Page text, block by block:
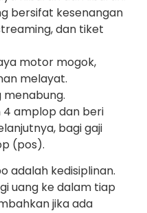
bersifat kesenangan
dan tiket
motor mogok,
melayat.
4 amplop dan beri
bagi gaji
(pos).
adalah kedisiplinan.
uang ke dalam tiap
jika ada